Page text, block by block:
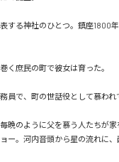
する神社のひとつ。鎮座1800
く庶民の町で彼女は育った。
員で、町の世話役として慕われ
晩のように父を慕う人たちが家
ー。河内音頭から星の流れに